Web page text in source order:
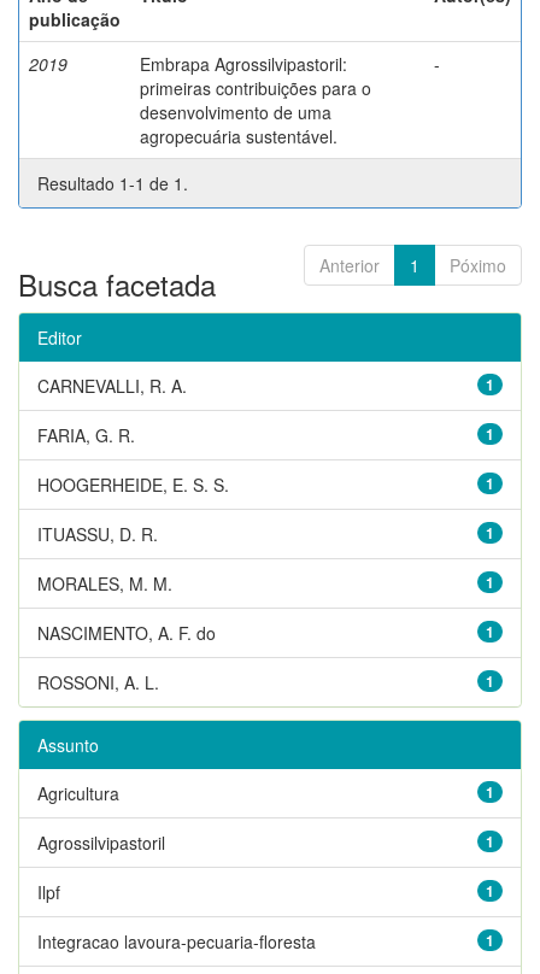
publicação
2019
Embrapa Agrossilvipastoril:
primeiras contribuições para o
desenvolvimento de uma
agropecuária sustentável.
-
Resultado 1-1 de 1.
Anterior 1 Póximo
Busca facetada
Editor
1
CARNEVALLI, R. A.
1
FARIA, G. R.
1
HOOGERHEIDE, E. S. S.
1
ITUASSU, D. R.
1
MORALES, M. M.
1
NASCIMENTO, A. F. do
1
ROSSONI, A. L.
Assunto
1
Agricultura
1
Agrossilvipastoril
1
Ilpf
1
Integracao lavoura-pecuaria-floresta